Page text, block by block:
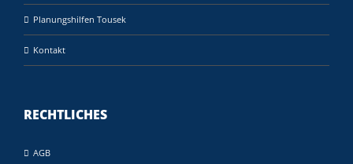
Planungshilfen Tousek
Kontakt
RECHTLICHES
AGB